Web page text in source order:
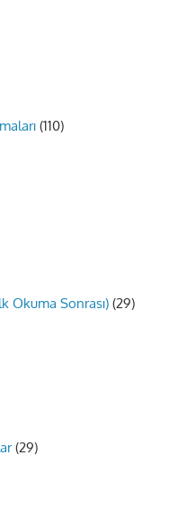
(110)
Okuma Sonrası) (29)
(29)